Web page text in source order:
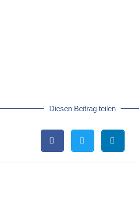
Diesen Beitrag teilen